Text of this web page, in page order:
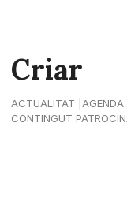
Criar
ACTUALITAT AGENDA
CONTINGUT